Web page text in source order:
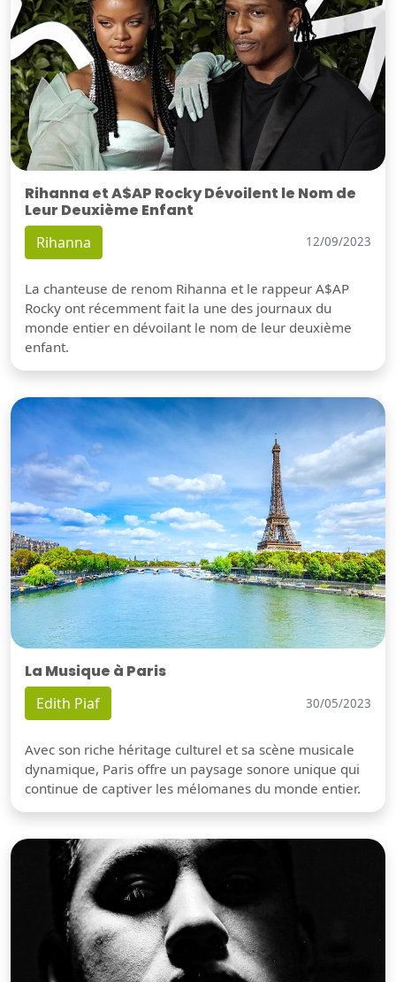
Rihanna et A$AP Rocky Dévoilent le Nom de
Leur Deuxième Enfant
Rihanna 12/09/2023
La chanteuse de renom Rihanna et le rappeur A$AP
Rocky ont récemment fait la une des journaux du
monde entier en dévoilant le nom de leur deuxième
enfant.
La Musique à Paris
Edith Piaf 30/05/2023
Avec son riche héritage culturel et sa scène musicale
dynamique, Paris offre un paysage sonore unique qui
continue de captiver les mélomanes du monde entier.